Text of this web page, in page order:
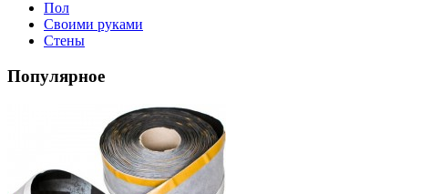
Пол
Своими руками
Стены
Популярное